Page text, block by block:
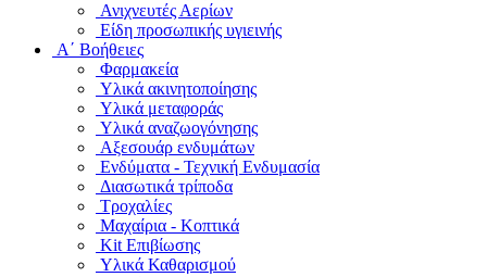
Ανιχνευτές Αερίων
Είδη προσωπικής υγιεινής
Α΄ Βοήθειες
Φαρμακεία
Υλικά ακινητοποίησης
Υλικά μεταφοράς
Υλικά αναζωογόνησης
Αξεσουάρ ενδυμάτων
Ενδύματα - Τεχνική Ενδυμασία
Διασωτικά τρίποδα
Τροχαλίες
Μαχαίρια - Κοπτικά
Kit Επιβίωσης
Υλικά Καθαρισμού